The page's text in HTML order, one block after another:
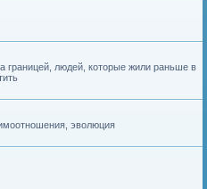
границей, людей, которые жили раньше в
эволюция